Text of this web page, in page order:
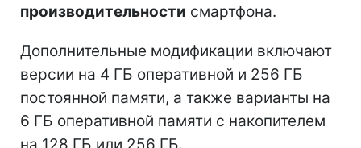
производительности смартфона.
Дополнительные модификации включают
версии на 4 ГБ оперативной и 256 ГБ
постоянной памяти, а также варианты на
6 ГБ оперативной памяти с накопителем